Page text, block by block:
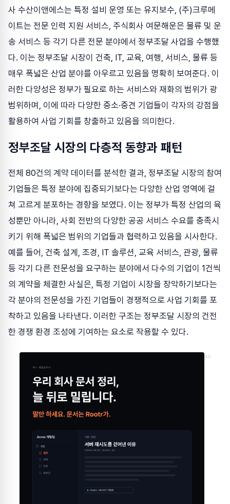
사 수산이앤에스는 특정 설비 운영 또는 유지보수, (주)크루메
이트는 전문 인력 지원 서비스, 주식회사 여문해운은 물류 및 운
송 서비스 등 각기 다른 전문 분야에서 정부조달 사업을 수행했
다. 이는 정부조달 시장이 건축, IT, 교육, 여행, 서비스, 물류 등
매우 폭넓은 산업 분야를 아우르고 있음을 명확히 보여준다. 이
러한 다양성은 정부가 필요로 하는 서비스와 재화의 범위가 광
범위하며, 이에 따라 다양한 중소·중견 기업들이 각자의 강점을
활용하여 사업 기회를 창출하고 있음을 의미한다.
정부조달 시장의 다층적 동향과 패턴
전체 80건의 계약 데이터를 분석한 결과, 정부조달 시장의 참여
기업들은 특정 분야에 집중되기보다는 다양한 산업 영역에 걸
쳐 고르게 분포하는 경향을 보였다. 이는 정부가 특정 산업의 육
성뿐만 아니라, 사회 전반의 다양한 공공 서비스 수요를 충족시
키기 위해 폭넓은 범위의 기업들과 협력하고 있음을 시사한다.
예를 들어, 건축 설계, 조경, IT 솔루션, 교육 서비스, 관광, 물류
등 각기 다른 전문성을 요구하는 분야에서 다수의 기업이 1건씩
의 계약을 체결한 사실은, 특정 기업이 시장을 장악하기보다는
각 분야의 전문성을 가진 기업들이 경쟁적으로 사업 기회를 포
착하고 있음을 나타낸다. 이러한 구조는 정부조달 시장의 건전
한 경쟁 환경 조성에 기여하는 요소로 작용할 수 있다.
AD